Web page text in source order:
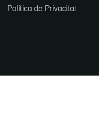
Política de Privacitat